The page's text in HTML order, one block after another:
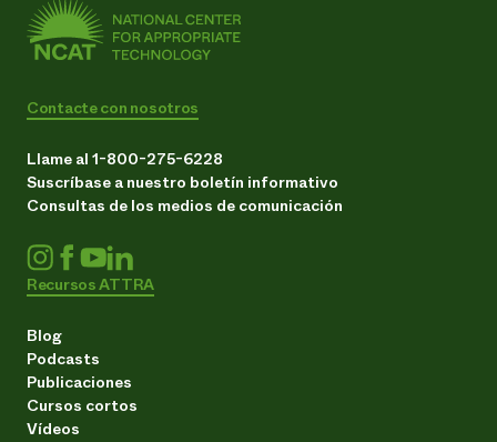
Contacte con nosotros
Llame al 1-800-275-6228
Suscríbase a nuestro boletín informativo
Consultas de los medios de comunicación
Recursos ATTRA
Blog
Podcasts
Publicaciones
Cursos cortos
Vídeos